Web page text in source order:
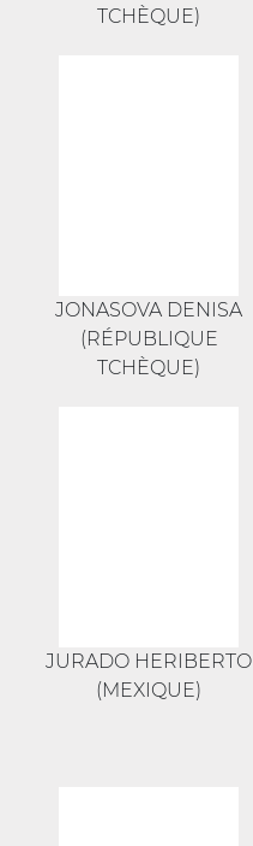
TCHÈQUE)
JONASOVA DENISA
(RÉPUBLIQUE
TCHÈQUE)
JURADO HERIBERTO
(MEXIQUE)